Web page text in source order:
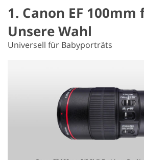
1. Canon EF 100mm
Unsere Wahl
Universell für Babyporträts